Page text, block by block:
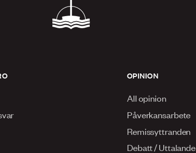
OPINION
All opinion
Påverkansarbete
Remissyttranden
Debatt / Uttalande